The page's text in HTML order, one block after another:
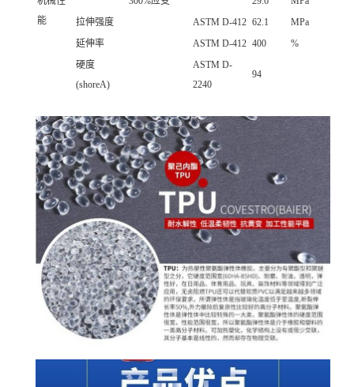
能
拉伸强度
ASTM D-412 62.1
MPa
延伸率
ASTM D-412 400
%
硬度
(shoreA)
ASTM D-
2240
94